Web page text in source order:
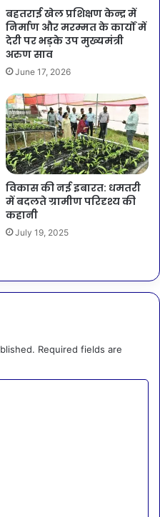
बहतराई खेल प्रशिक्षण केन्द्र में
निर्माण और मरम्मत के कार्यों में
देरी पर भड़के उप मुख्यमंत्री
अरुण साव
June 17, 2026
विकास की नई इबारत: धमतरी
में बदलते ग्रामीण परिदृश्य की
कहानी
July 19, 2025
Required fields are